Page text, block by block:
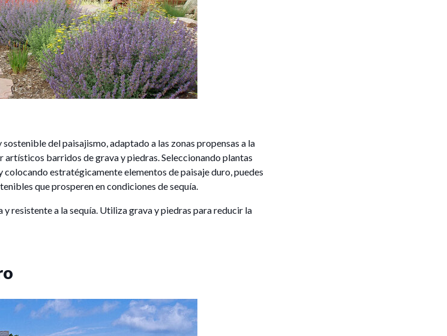
del paisajismo, adaptado a las zonas propensas a la
artísticos barridos de grava y piedras. Seleccionando plantas
estratégicamente elementos de paisaje duro, puedes
que prosperen en condiciones de sequía.
resistente a la sequía. Utiliza grava y piedras para reducir la